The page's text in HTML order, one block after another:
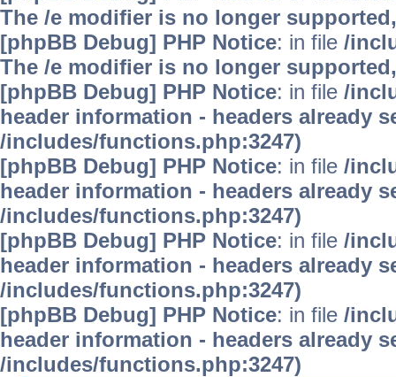
The /e modifier is no longer
[phpBB Debug] PHP Notice: in file /
The /e modifier is no longer
[phpBB Debug] PHP Notice: in file /
header information - headers already
/includes/functions.php:3247)
[phpBB Debug] PHP Notice: in file /
header information - headers already
/includes/functions.php:3247)
[phpBB Debug] PHP Notice: in file /
header information - headers already
/includes/functions.php:3247)
[phpBB Debug] PHP Notice: in file /
header information - headers already
/includes/functions.php:3247)